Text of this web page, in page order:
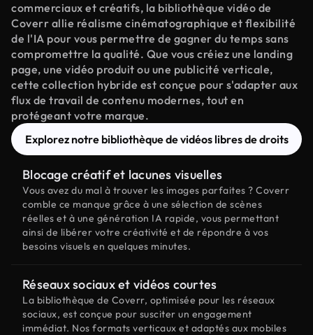
commerciaux et créatifs, la bibliothèque vidéo de
Coverr allie réalisme cinématographique et flexibilité
de l'IA pour vous permettre de gagner du temps sans
compromettre la qualité. Que vous créiez une landing
page, une vidéo produit ou une publicité verticale,
cette collection hybride est conçue pour s'adapter aux
flux de travail de contenu modernes, tout en
protégeant votre marque.
Explorez notre bibliothèque de vidéos libres de droits
Blocage créatif et lacunes visuelles
Vous avez du mal à trouver les images parfaites ? Coverr
comble ce manque grâce à une sélection de scènes
réelles et à une génération IA rapide, vous permettant
ainsi de libérer votre créativité et de répondre à vos
besoins visuels en quelques minutes.
Réseaux sociaux et vidéos courtes
La bibliothèque de Coverr, optimisée pour les réseaux
sociaux, est conçue pour susciter un engagement
immédiat. Nos formats verticaux et adaptés aux mobiles